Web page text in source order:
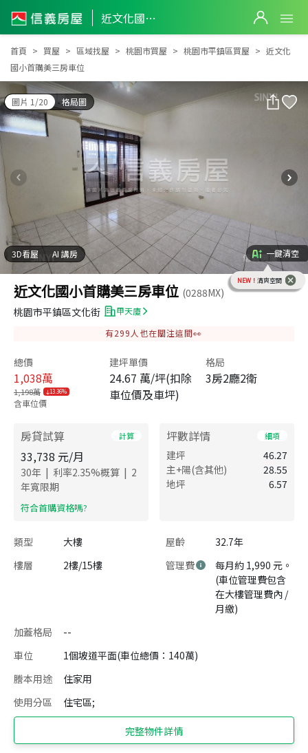
近文化國小首購美三房車位
近文化國小首購美三房車位
首頁 買屋 區域找屋 桃園市買屋 桃園市平鎮區買屋
近文化
國小首購美三房車位
圖片 1/20 格局圖
3D看屋 AI 講房 一鍵清空
NEW！ 清爽空間
近文化國小首購美三房車位 (0288MX)
桃園市平鎮區文化街
甲天廈
有299 人也在關注這間👀
總價
1,038萬
1,198萬 13.36%
含車位價
建坪單價
24.67 萬/坪(扣除
車位價及車坪)
格局
3房2廳2衛
房貸試算 計算
33,738 元/月
30年 | 利率2.35%概算 | 2
年寬限期
​符合首購資格嗎?
坪數詳情 細項
建坪
46.27
主+陽(含其他)
28.55
地坪
6.57
類型 大樓 屋齡
32.7年
樓層
2樓/15樓 管理費
每月約 1,990 元。
(車位管理費包含
在大樓管理費內 /
月繳)
加蓋格局
--
車位
1個坡道平面(車位總價：140萬)
謄本用途
住家用
使用分區
住宅區;
完整物件詳情